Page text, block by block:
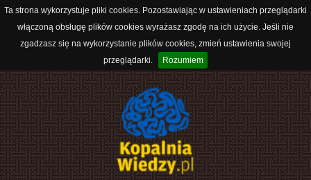
Ta strona wykorzystuje pliki cookies. Pozostawiając w ustawieniach przeglądarki
włączoną obsługę plików cookies wyrażasz zgodę na ich użycie. Jeśli nie
zgadzasz się na wykorzystanie plików cookies, zmień ustawienia swojej
przeglądarki.
Rozumiem